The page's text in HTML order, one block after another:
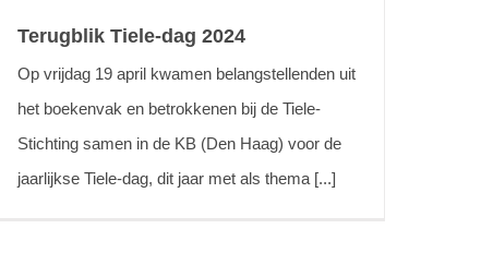
Terugblik Tiele-dag 2024
Op vrijdag 19 april kwamen belangstellenden uit
het boekenvak en betrokkenen bij de Tiele-
Stichting samen in de KB (Den Haag) voor de
jaarlijkse Tiele-dag, dit jaar met als thema [...]